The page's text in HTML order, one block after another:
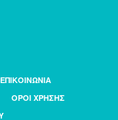
ΕΠΙΚΟΙΝΩΝΙΑ
ΟΡΟΙ ΧΡΗΣΗΣ